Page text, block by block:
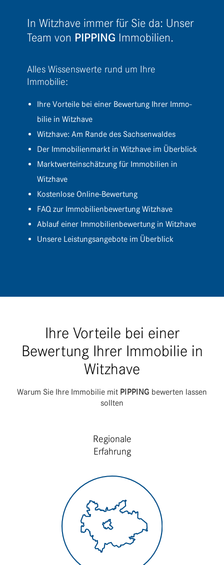
In Witz­have immer für Sie da: Unser
Team von PIPPING Immobilien.
Alles Wissenswerte rund um Ihre
Immobilie:
Ihre Vorteile bei einer Bewer­tung Ihrer Immo­
bilie in Witzhave
Witz­have: Am Rande des Sachsenwaldes
Der Immo­bi­li­en­markt in Witz­have im Überblick
Markt­wert­ein­schät­zung für Immo­bi­lien in
Witzhave
Kosten­lose Online-Bewertung
FAQ zur Immo­bi­li­en­be­wer­tung Witzhave
Ablauf einer Immo­bi­li­en­be­wer­tung in Witzhave
Unsere Leis­tungs­an­ge­bote im Überblick
Ihre Vorteile bei einer
Bewertung Ihrer Immobilie in
Witzhave
Warum Sie Ihre Immo­bilie mit PIPPING bewerten lassen
sollten
Regionale
Erfahrung